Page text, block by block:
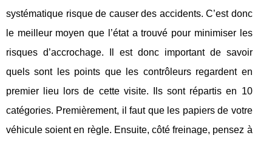
systématique risque de causer des accidents. C’est donc
le meilleur moyen que l’état a trouvé pour minimiser les
risques d’accrochage. Il est donc important de savoir
quels sont les points que les contrôleurs regardent en
premier lieu lors de cette visite. Ils sont répartis en 10
catégories. Premièrement, il faut que les papiers de votre
véhicule soient en règle. Ensuite, côté freinage, pensez à